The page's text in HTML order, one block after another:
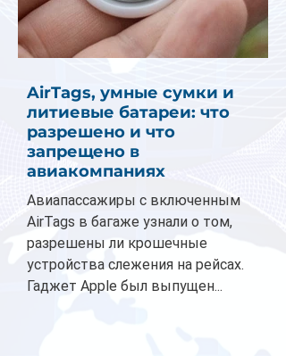
AirTags, умные сумки и
литиевые батареи: что
разрешено и что
запрещено в
авиакомпаниях
Авиапассажиры с включенным
AirTags в багаже узнали о том,
разрешены ли крошечные
устройства слежения на рейсах.
Гаджет Apple был выпущен...